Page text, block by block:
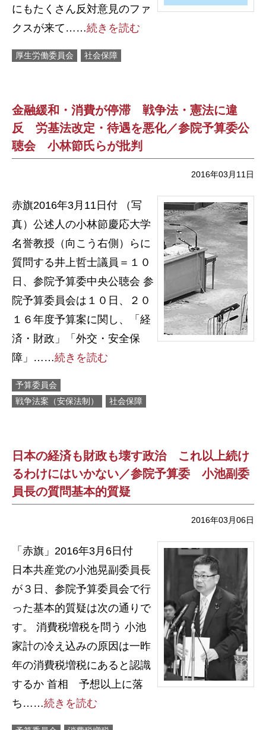
にもたくさん反対意見のファ
クスが来て……続きを読む
厚生労働委員会 社会保障
金融緩和・消費が停滞 戦争法・憲法に違
反 労基法改定・待遇を悪化／参院予算委公
聴会 小林節氏らが批判
2016年03月11日
赤旗2016年3月11日付 （写
真）公述人の小林節慶応大学
名誉教授（向こう右側）らに
質問する井上哲士議員＝１０
日、参院予算委中央公聴会 参
院予算委員会は１０日、２０
１６年度予算案に関し、「経
済・財政」「外交・安全保
障」……続きを読む
予算委員会
戦争法案（安保法制）
社会保障
日本の経済も財政も壊す政治 これ以上続け
るわけにはいかない／参院予算委 小池副委
員長の質問基本的質疑
2016年03月06日
「赤旗」2016年3月6日付
日本共産党の小池晃副委員長
が３日、参院予算委員会で行
った基本的質疑は次の通りで
す。 消費税増税を問う 小池
家計の冷え込みの原因は一昨
年の消費税増税にあると認識
するか 首相 予想以上に落
ち……続きを読む